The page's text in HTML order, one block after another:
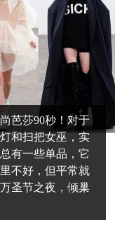
芭莎90秒！对于
和扫把女巫，实
有一些单品，它
不好，但平常就
圣节之夜，倾巢